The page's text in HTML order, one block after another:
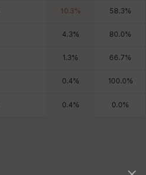
10.3% 58.3%
4.3% 80.0%
1.3% 66.7%
0.4% 100.0%
0.4% 0.0%